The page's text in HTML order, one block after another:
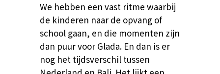
We hebben een vast ritme waarbij
de kinderen naar de opvang of
school gaan, en die momenten zijn
dan puur voor Glada. En dan is er
nog het tijdsverschil tussen